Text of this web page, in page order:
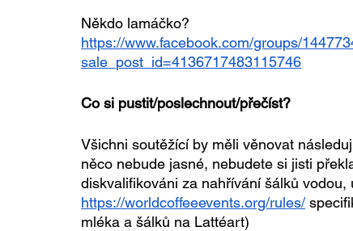
Někdo lamáčko?
https://www.facebook.com/groups/
sale_post_id=4136717483115746
Co si pustit/poslechnout/přečíst?
Všichni soutěžící by měli věnovat
něco nebude jasné, nebudete si jisti
diskvalifikováni za nahřívání šálků vodou,
https://worldcoffeeevents.org/rules/
mléka a šálků na Lattéart)